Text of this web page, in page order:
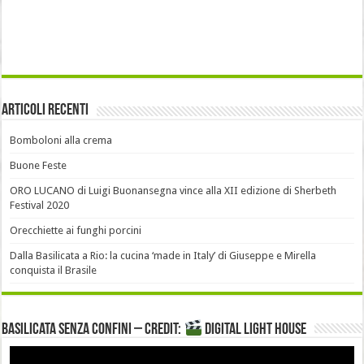
Articoli recenti
Bomboloni alla crema
Buone Feste
ORO LUCANO di Luigi Buonansegna vince alla XII edizione di Sherbeth
Festival 2020
Orecchiette ai funghi porcini
Dalla Basilicata a Rio: la cucina ‘made in Italy’ di Giuseppe e Mirella
conquista il Brasile
Basilicata senza confini – Credit: DIGITAL LIGHT HOUSE